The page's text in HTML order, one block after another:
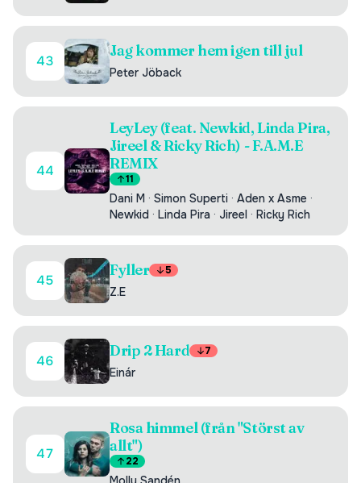
43
Jag kommer hem igen till jul
Peter Jöback
44
LeyLey (feat. Newkid, Linda Pira,
Jireel & Ricky Rich) - F.A.M.E
REMIX
11
Dani M · Simon Superti · Aden x Asme ·
Newkid · Linda Pira · Jireel · Ricky Rich
45
Fyller 5
Z.E
46
Drip 2 Hard 7
Einár
47
Rosa himmel (från "Störst av
allt")
22